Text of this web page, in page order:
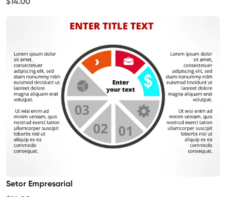
Setor Empresarial